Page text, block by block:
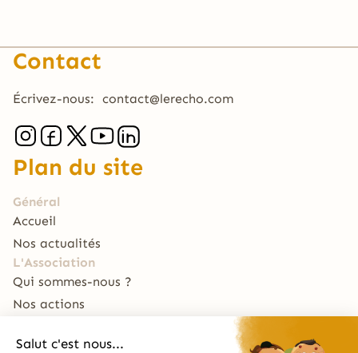
Contact
Écrivez-nous: contact@lerecho.com
Plan du site
Général
Accueil
Nos actualités
L'Association
Qui sommes-nous ?
Nos actions
Le Traiteur